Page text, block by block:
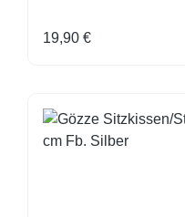
Regulärer Preis:
19,90 €